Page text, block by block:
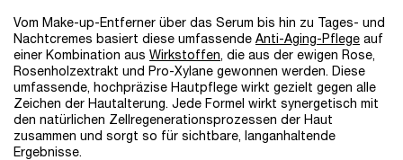
Vom Make-up-Entferner über das Serum bis hin zu Tages- und
Nachtcremes basiert diese umfassende Anti-Aging-Pflege auf
einer Kombination aus Wirkstoffen, die aus der ewigen Rose,
Rosenholzextrakt und Pro-Xylane gewonnen werden. Diese
umfassende, hochpräzise Hautpflege wirkt gezielt gegen alle
Zeichen der Hautalterung. Jede Formel wirkt synergetisch mit
den natürlichen Zellregenerationsprozessen der Haut
zusammen und sorgt so für sichtbare, langanhaltende
Ergebnisse.